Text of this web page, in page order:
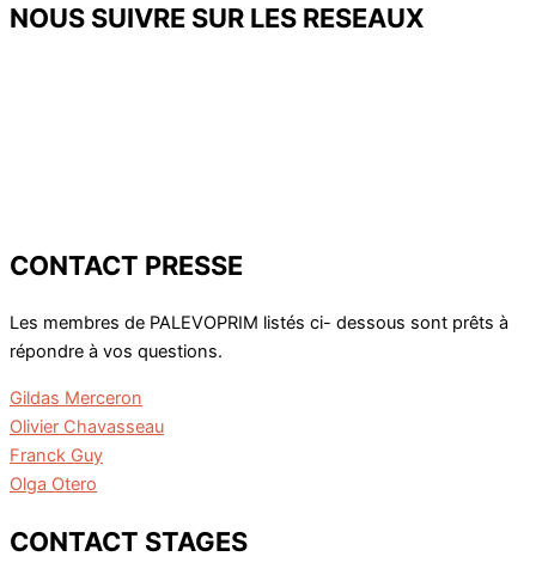
NOUS SUIVRE SUR LES RESEAUX
CONTACT PRESSE
Les membres de PALEVOPRIM listés ci- dessous sont prêts à
répondre à vos questions.
Gildas Merceron
Olivier Chavasseau
Franck Guy
Olga Otero
CONTACT STAGES